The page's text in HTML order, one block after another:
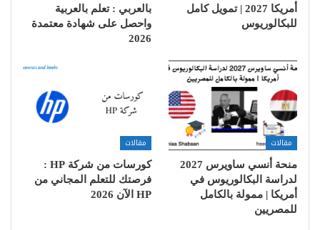
أمريكا 2027 | تمويل كامل
للبكالوريوس
بالعربي : تعلم بالعربية
واحصل على شهادة معتمدة
2026
مقالات
منحة أنسي ساويرس 2027
لدراسة البكالوريوس في
أمريكا | ممولة بالكامل
للمصريين
مقالات
كورسات من شركة HP :
فرصتك للتعلم المجاني من
HP الآن 2026